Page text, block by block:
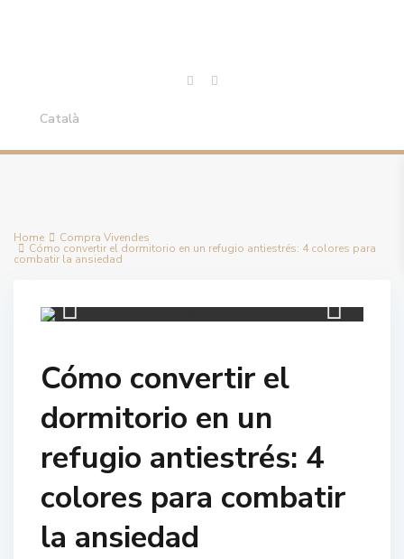
Català
Home Compra Vivendes
Cómo convertir el dormitorio en un refugio antiestrés: 4 colores para
combatir la ansiedad
Cómo convertir el
dormitorio en un
refugio antiestrés: 4
colores para combatir
la ansiedad